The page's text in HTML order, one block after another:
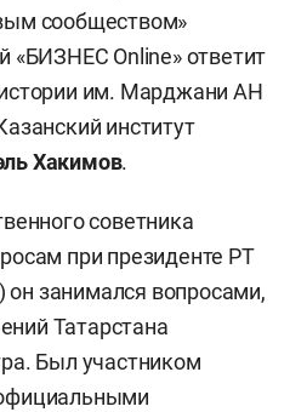
сообществом»
«БИЗНЕС Online» ответит
им. Марджани АН
институт
Хакимов.
советника
при президенте РТ
он занимался вопросами,
Татарстана
Был участником